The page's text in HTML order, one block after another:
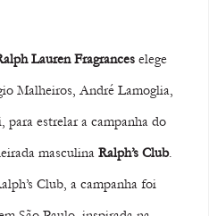
Lauren Fragrances elege
Malheiros, André Lamoglia,
estrelar a campanha do
masculina Ralph’s Club.
Club, a campanha foi